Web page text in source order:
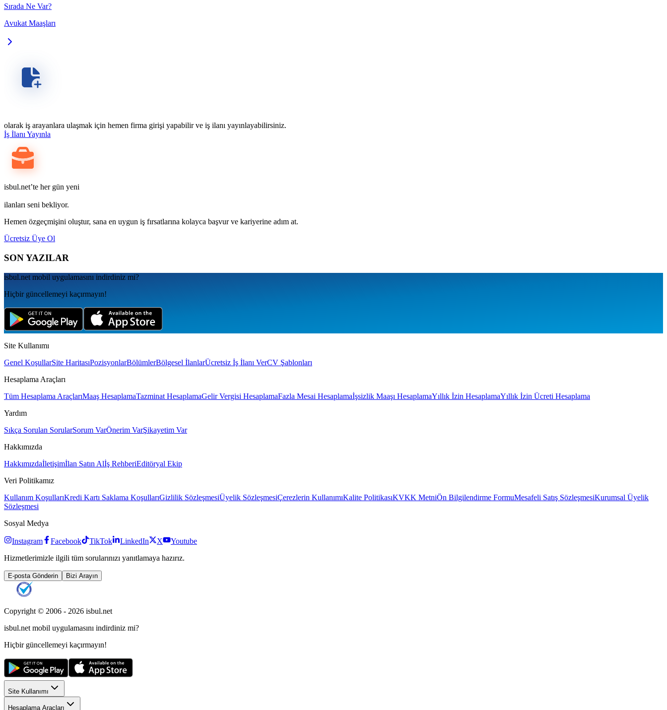
Sırada Ne Var?
Avukat Maaşları
olarak iş arayanlara ulaşmak için hemen firma girişi yapabilir ve iş ilanı yayınlayabilirsiniz.
İş İlanı Yayınla
isbul.net’te her gün yeni
ilanları seni bekliyor.
Hemen özgeçmişini oluştur, sana en uygun iş fırsatlarına kolayca başvur ve kariyerine adım at.
Ücretsiz Üye Ol
SON YAZILAR
isbul.net mobil uygulamаsını indirdiniz mi?
Hiçbir güncellemeyi kaçırmayın!
Site Kullanımı
Genel KoşullarSite HaritasıPozisyonlarBölümlerBölgesel İlanlarÜcretsiz İş İlanı VerCV Şablonları
Hesaplama Araçları
Tüm Hesaplama AraçlarıMaaş HesaplamaTazminat HesaplamaGelir Vergisi HesaplamaFazla Mesai Hesaplamaİşsizlik Maaşı HesaplamaYıllık İzin HesaplamaYıllık İzin Ücreti Hesaplama
Yardım
Sıkça Sorulan SorularSorum VarÖnerim VarŞikayetim Var
Hakkımızda
Hakkımızdaİletişimİlan Satın Alİş RehberiEditöryal Ekip
Veri Politikamız
Kullanım KoşullarıKredi Kartı Saklama KoşullarıGizlilik SözleşmesiÜyelik SözleşmesiÇerezlerin KullanımıKalite PolitikasıKVKK MetniÖn Bilgilendirme FormuMesafeli Satış SözleşmesiKurumsal Üyelik
Sözleşmesi
Sosyal Medya
Instagram Facebook TikTok LinkedIn X
Youtube
Hizmetlerimizle ilgili tüm sorularınızı yanıtlamaya hazırız.
E-posta Gönderin Bizi Arayın
Copyright © 2006 - 2026 isbul.net
isbul.net mobil uygulamasını indirdiniz mi?
Hiçbir güncellemeyi kaçırmayın!
Site Kullanımı
Hesaplama Araçları